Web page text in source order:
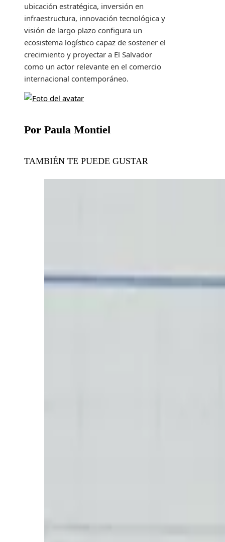
ubicación estratégica, inversión en
infraestructura, innovación tecnológica y
visión de largo plazo configura un
ecosistema logístico capaz de sostener el
crecimiento y proyectar a El Salvador
como un actor relevante en el comercio
internacional contemporáneo.
Por Paula Montiel
TAMBIÉN TE PUEDE GUSTAR